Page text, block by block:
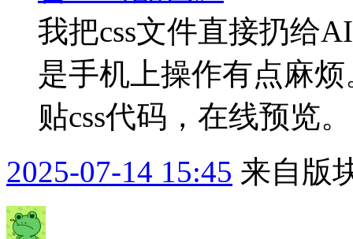
我把css文件直接扔给
是手机上操作有点麻
贴css代码，在线预览。
2025-07-14 15:45 来自版